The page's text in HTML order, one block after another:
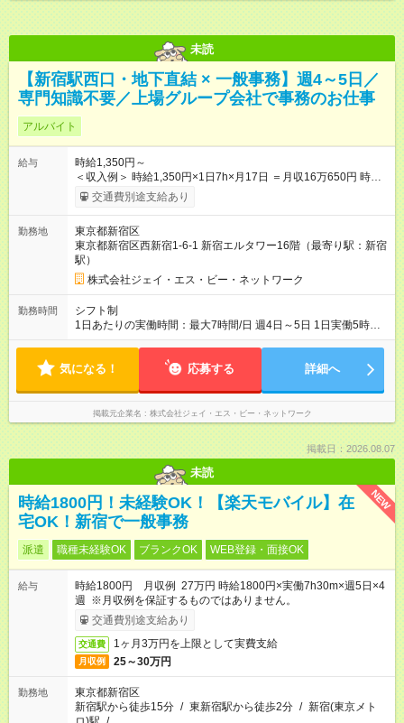
未読
【新宿駅西口・地下直結 × 一般事務】週4～5日／
専門知識不要／上場グループ会社で事務のお仕事
アルバイト
給与
時給1,350円～
＜収入例＞ 時給1,350円×1日7h×月17日 ＝月収16万650円 時給
1,350円×1日7h×月22日 ＝月収20万7900円 【試用期間】試用期
間あり 試用期間の長さ：3ヶ月 雇用形態、給与は本採用時と同
交通費別途支給あり
勤務地
東京都新宿区
東京都新宿区西新宿1-6-1 新宿エルタワー16階（最寄り駅：新宿
駅）
株式会社ジェイ・エス・ビー・ネットワーク
勤務時間
シフト制
1日あたりの実働時間：最大7時間/日 週4日～5日 1日実働5時間
～（30～60分休憩あり） ※応相談 10～3月は繁忙期の為、土日
す。 1ヶ月毎にシフトの希望をお伺いしますのでプライベートも
気になる！ 応募する 詳細へ
掲載元企業名 株式会社ジェイ・エス・ビー・ネットワーク
掲載日：2026.08.07
未読
NEW
時給1800円！未経験OK！【楽天モバイル】在
宅OK！新宿で一般事務
派遣 職種未経験OK ブランクOK WEB登録・面接OK
給与
時給1800円 月収例 27万円 時給1800円×実働7h30m×週5日×4
週 ※月収例を保証するものではありません。
交通費別途支給あり
交通費 1ヶ月3万円を上限として実費支給
月収例 25～30万円
勤務地
東京都新宿区
新宿駅から徒歩15分 / 東新宿駅から徒歩2分 / 新宿(東京メト